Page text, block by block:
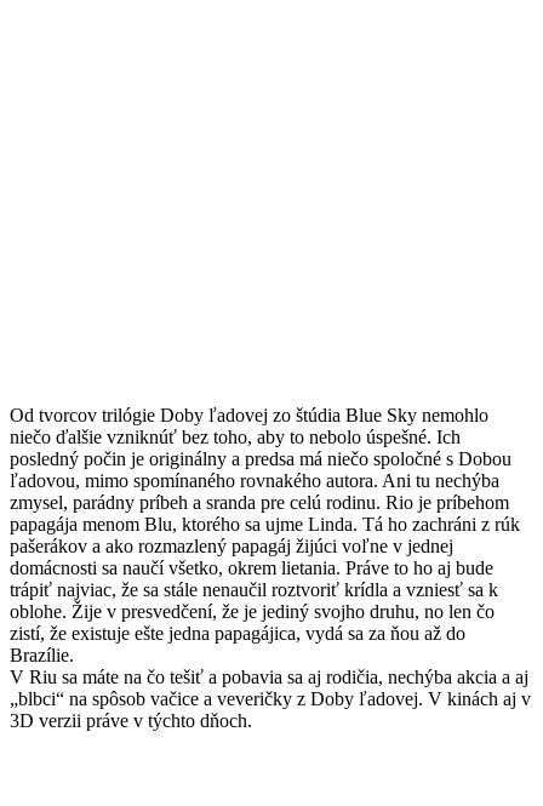
Od tvorcov trilógie Doby ľadovej zo štúdia Blue Sky nemohlo
niečo ďalšie vzniknúť bez toho, aby to nebolo úspešné. Ich
posledný počin je originálny a predsa má niečo spoločné s Dobou
ľadovou, mimo spomínaného rovnakého autora. Ani tu nechýba
zmysel, parádny príbeh a sranda pre celú rodinu. Rio je príbehom
papagája menom Blu, ktorého sa ujme Linda. Tá ho zachráni z rúk
pašerákov a ako rozmazlený papagáj žijúci voľne v jednej
domácnosti sa naučí všetko, okrem lietania. Práve to ho aj bude
trápiť najviac, že sa stále nenaučil roztvoriť krídla a vzniesť sa k
oblohe. Žije v presvedčení, že je jediný svojho druhu, no len čo
zistí, že existuje ešte jedna papagájica, vydá sa za ňou až do
Brazílie.
V Riu sa máte na čo tešiť a pobavia sa aj rodičia, nechýba akcia a aj
„blbci“ na spôsob vačice a veveričky z Doby ľadovej. V kinách aj v
3D verzii práve v týchto dňoch.